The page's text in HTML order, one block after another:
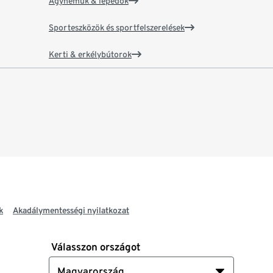
Sporteszközök és sportfelszerelések
Kerti & erkélybútorok
Akadálymentességi nyilatkozat
Válasszon országot